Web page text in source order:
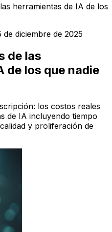
herramientas de IA de los
de diciembre de 2025
de las
de los que nadie
los costos reales
de IA incluyendo tiempo
y proliferación de